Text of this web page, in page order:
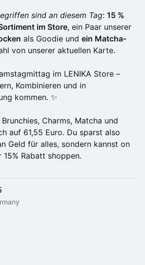
sind an diesem Tag: 15 %
im Store, ein Paar unserer
als Goodie und ein Matcha-
von unserer aktuellen Karte.
im LENIKA Store –
Kombinieren und in
kommen. ✨
Charms, Matcha und
auf 61,55 Euro. Du sparst also
Geld für alles, sondern kannst on
Rabatt shoppen.